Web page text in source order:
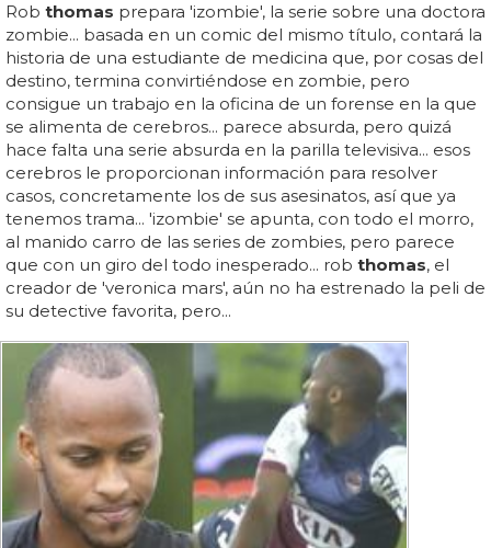
Rob thomas prepara 'izombie', la serie sobre una doctora
zombie... basada en un comic del mismo título, contará la
historia de una estudiante de medicina que, por cosas del
destino, termina convirtiéndose en zombie, pero
consigue un trabajo en la oficina de un forense en la que
se alimenta de cerebros... parece absurda, pero quizá
hace falta una serie absurda en la parilla televisiva... esos
cerebros le proporcionan información para resolver
casos, concretamente los de sus asesinatos, así que ya
tenemos trama... 'izombie' se apunta, con todo el morro,
al manido carro de las series de zombies, pero parece
que con un giro del todo inesperado... rob thomas, el
creador de 'veronica mars', aún no ha estrenado la peli de
su detective favorita, pero...